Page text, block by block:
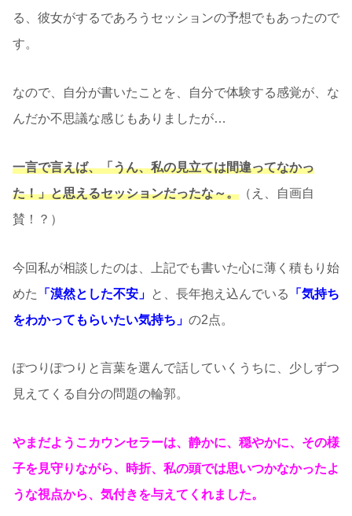
る、彼女がするであろうセッションの予想でもあったので
す。
なので、自分が書いたことを、自分で体験する感覚が、な
んだか不思議な感じもありましたが…
一言で言えば、「うん、私の見立ては間違ってなかっ
た！」と思えるセッションだったな～。 （え、自画自
賛！？）
今回私が相談したのは、上記でも書いた心に薄く積もり始
めた
「漠然とした不安」 と、長年抱え込んでいる
「気持ち
をわかってもらいたい気持ち」 の2点。
ぽつりぽつりと言葉を選んで話していくうちに、少しずつ
見えてくる自分の問題の輪郭。
やまだようこカウンセラーは、静かに、穏やかに、その様
子を見守りながら、時折、私の頭では思いつかなかったよ
うな視点から、気付きを与えてくれました。